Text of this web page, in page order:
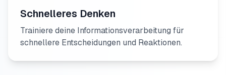
Schnelleres Denken
Trainiere deine Informationsverarbeitung für
schnellere Entscheidungen und Reaktionen.